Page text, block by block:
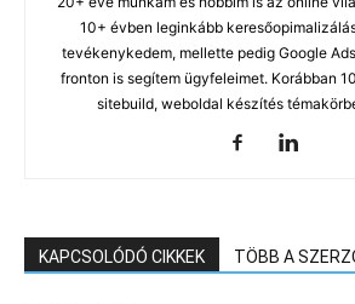
10+ évben leginkább
tevékenykedem, mellette pedig Google
fronton is segítem ügyfeleimet. Korábban
sitebuild, weboldal készítés
KAPCSOLÓDÓ CIKKEK TÖBB A